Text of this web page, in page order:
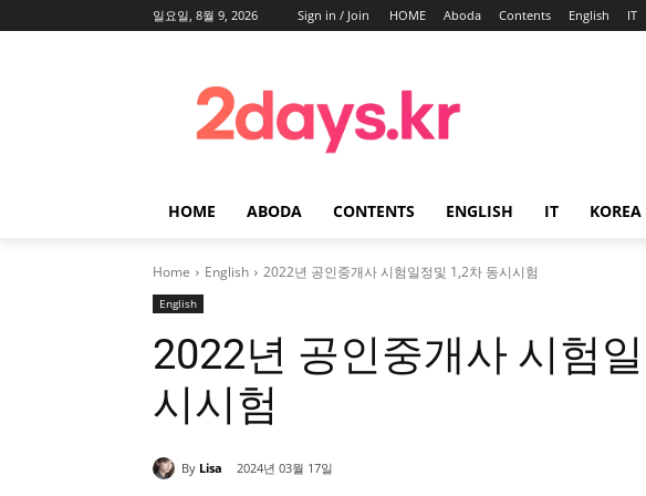
일요일, 8월 9, 2026 Sign in / Join HOME Aboda Contents English IT
HOME ABODA CONTENTS ENGLISH IT
Home English 2022년 공인중개사 시험일정및 1,2차 동시시험
English
2022년 공인중개사 시험
시시험
By Lisa 2024년 03월 17일